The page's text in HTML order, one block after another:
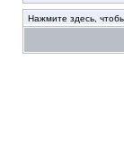
Нажмите здесь,